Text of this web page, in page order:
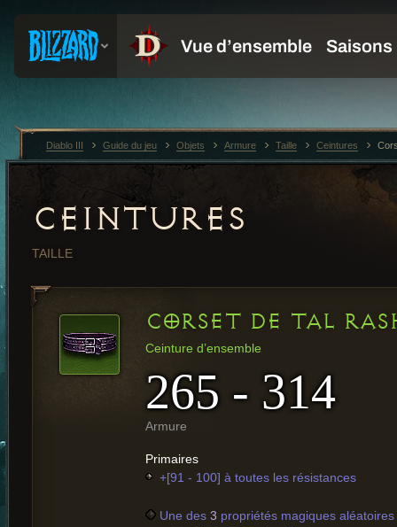
CEINTURES
TAILLE
CORSET DE TAL
Ceinture d’ensemble
265 - 314
Armure
Primaires
+[91 - 100] à toutes les résistances
Une des 3 propriétés magiques
Diablo III Guide du jeu Objets Armure Taille Ceintures